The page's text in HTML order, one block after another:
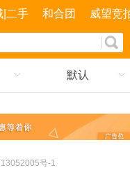
|二手 和合团 威望竞
默认
号-1